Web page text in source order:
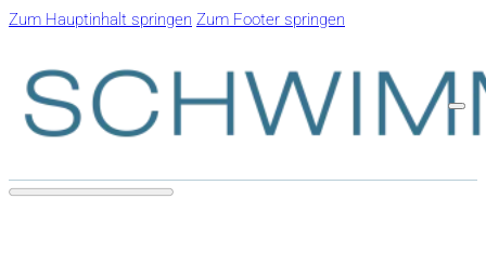
Zum Hauptinhalt springen Zum Footer springen